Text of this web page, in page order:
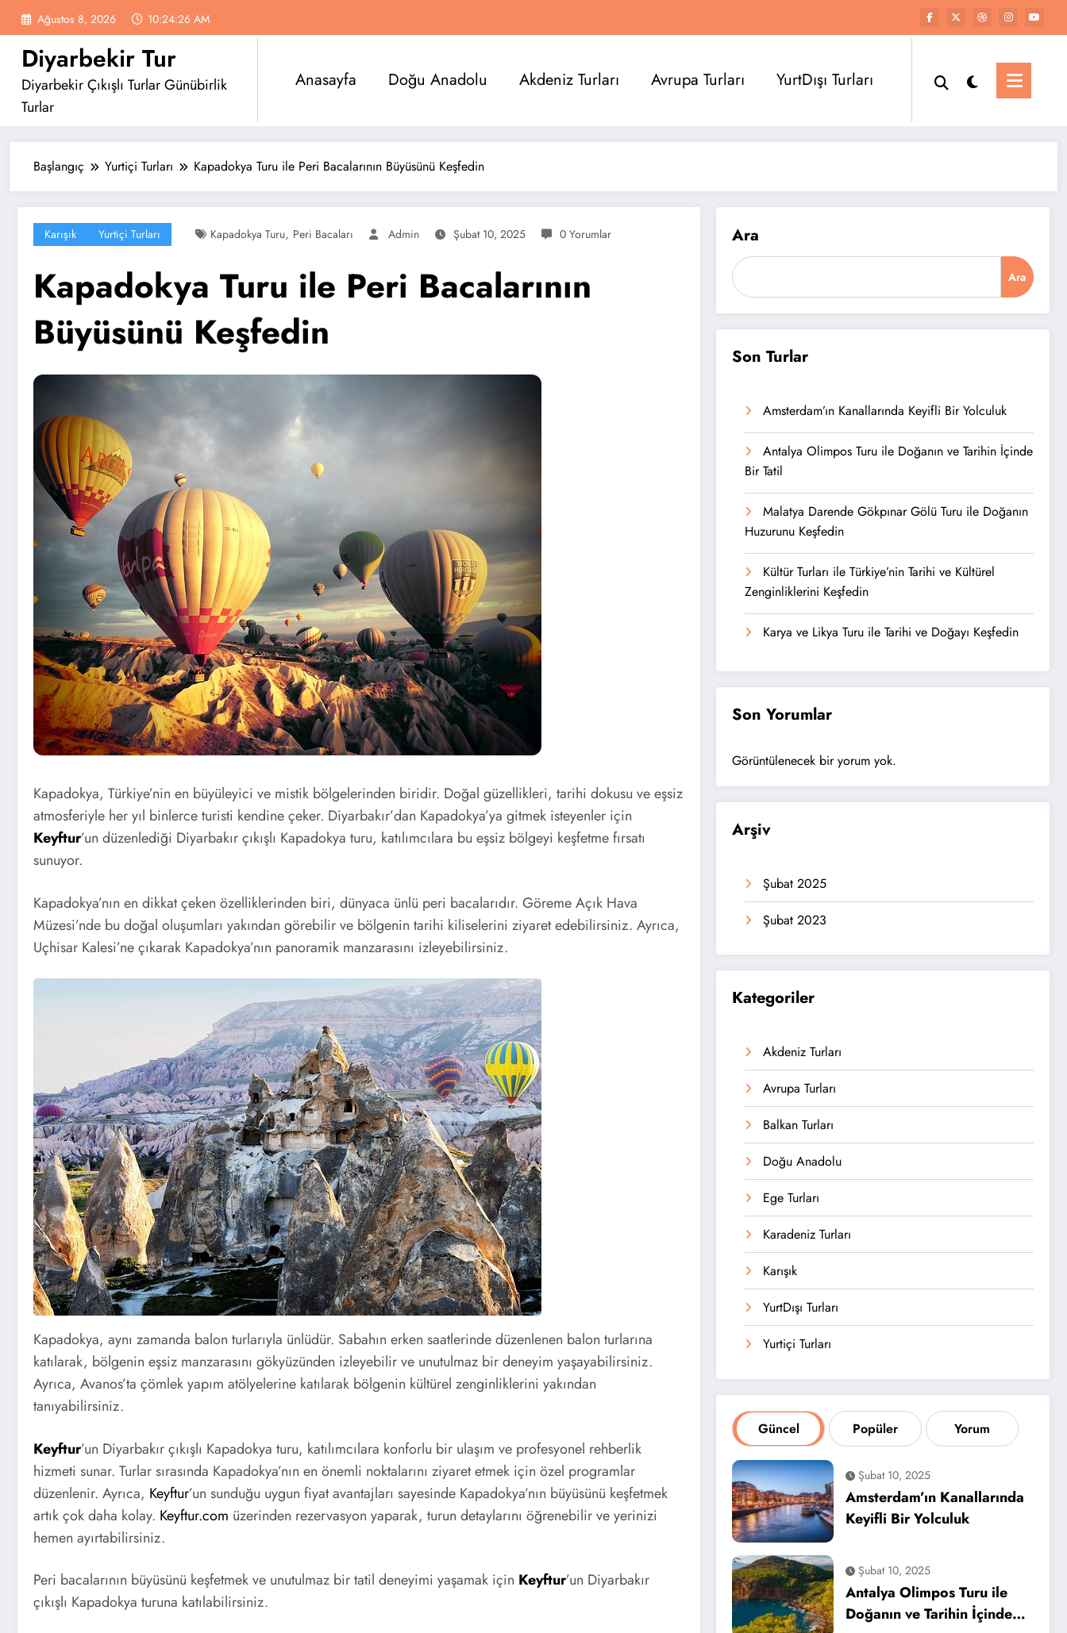
İçeriğe
Ağustos 8, 2026 10:24:28 AM
Diyarbekir Tur
Diyarbekir Çıkışlı Turlar Günübirlik
Turlar
Anasayfa Doğu Anadolu Akdeniz Turları Avrupa Turları YurtDışı Turları
Başlangıç Yurtiçi Turları Kapadokya Turu ile Peri Bacalarının Büyüsünü Keşfedin
Karışık Yurtiçi Turları Kapadokya Turu, Peri Bacaları Admin Şubat 10, 2025 0 Yorumlar
Kapadokya Turu ile Peri Bacalarının
Büyüsünü Keşfedin
Kapadokya, Türkiye’nin en büyüleyici ve mistik bölgelerinden biridir. Doğal güzellikleri, tarihi dokusu ve eşsiz
atmosferiyle her yıl binlerce turisti kendine çeker. Diyarbakır’dan Kapadokya’ya gitmek isteyenler için
Keyftur’un düzenlediği Diyarbakır çıkışlı Kapadokya turu, katılımcılara bu eşsiz bölgeyi keşfetme fırsatı
sunuyor.
Kapadokya’nın en dikkat çeken özelliklerinden biri, dünyaca ünlü peri bacalarıdır. Göreme Açık Hava
Müzesi’nde bu doğal oluşumları yakından görebilir ve bölgenin tarihi kiliselerini ziyaret edebilirsiniz. Ayrıca,
Uçhisar Kalesi’ne çıkarak Kapadokya’nın panoramik manzarasını izleyebilirsiniz.
Kapadokya, aynı zamanda balon turlarıyla ünlüdür. Sabahın erken saatlerinde düzenlenen balon turlarına
katılarak, bölgenin eşsiz manzarasını gökyüzünden izleyebilir ve unutulmaz bir deneyim yaşayabilirsiniz.
Ayrıca, Avanos’ta çömlek yapım atölyelerine katılarak bölgenin kültürel zenginliklerini yakından
tanıyabilirsiniz.
Keyftur’un Diyarbakır çıkışlı Kapadokya turu, katılımcılara konforlu bir ulaşım ve profesyonel rehberlik
hizmeti sunar. Turlar sırasında Kapadokya’nın en önemli noktalarını ziyaret etmek için özel programlar
düzenlenir. Ayrıca, Keyftur’un sunduğu uygun fiyat avantajları sayesinde Kapadokya’nın büyüsünü keşfetmek
artık çok daha kolay. Keyftur.com üzerinden rezervasyon yaparak, turun detaylarını öğrenebilir ve yerinizi
hemen ayırtabilirsiniz.
Peri bacalarının büyüsünü keşfetmek ve unutulmaz bir tatil deneyimi yaşamak için Keyftur’un Diyarbakır
çıkışlı Kapadokya turuna katılabilirsiniz.
Ara
Ara
Son Turlar
Amsterdam’ın Kanallarında Keyifli Bir Yolculuk
Antalya Olimpos Turu ile Doğanın ve Tarihin İçinde
Bir Tatil
Malatya Darende Gökpınar Gölü Turu ile Doğanın
Huzurunu Keşfedin
Kültür Turları ile Türkiye’nin Tarihi ve Kültürel
Zenginliklerini Keşfedin
Karya ve Likya Turu ile Tarihi ve Doğayı Keşfedin
Son Yorumlar
Görüntülenecek bir yorum yok.
Arşiv
Şubat 2025
Şubat 2023
Kategoriler
Akdeniz Turları
Avrupa Turları
Balkan Turları
Doğu Anadolu
Ege Turları
Karadeniz Turları
Karışık
YurtDışı Turları
Yurtiçi Turları
Güncel Popüler Yorum
Şubat 10, 2025
Amsterdam’ın Kanallarında
Keyifli Bir Yolculuk
Şubat 10, 2025
Antalya Olimpos Turu ile
Doğanın ve Tarihin İçinde